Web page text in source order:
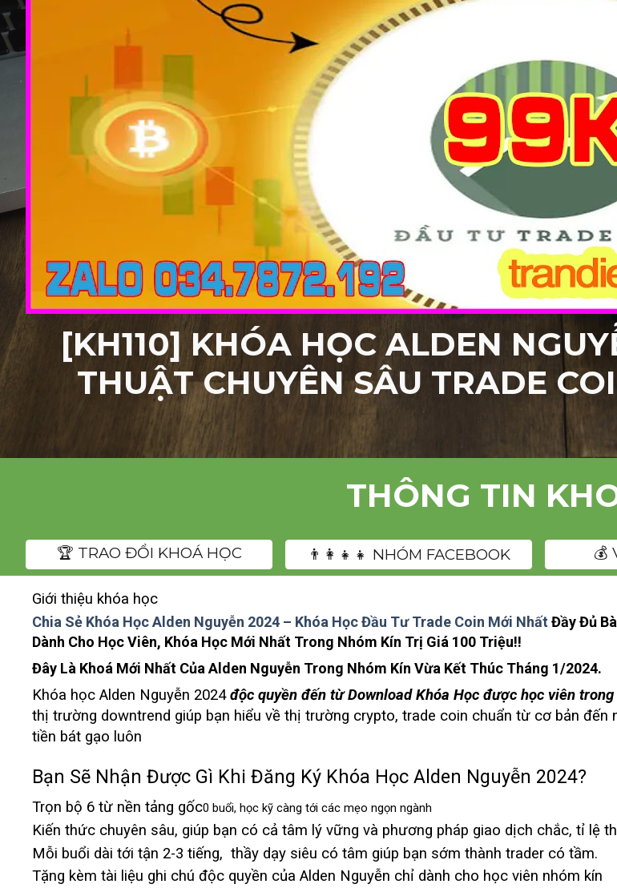
[KH110] KHÓA HỌC ALDEN
THUẬT CHUYÊN SÂU TRADE
THÔNG TIN
️🏆 TRAO ĐỔI KHOÁ HỌC 👨‍👩‍👧‍👧 NHÓM FACEBOOK 💰
Giới thiệu khóa học
Chia Sẻ Khóa Học Alden Nguyễn 2024 – Khóa Học Đầu Tư Trade Coin Mới Nhất Đầy Đủ
Dành Cho Học Viên, Khóa Học Mới Nhất Trong Nhóm Kín Trị Giá 100 Triệu!!
Đây Là Khoá Mới Nhất Của Alden Nguyễn Trong Nhóm Kín Vừa Kết Thúc Tháng 1/2024.
Khóa học Alden Nguyễn 2024độc quyền đến từ Download Khóa Học được học viên
thị trường downtrend giúp bạn hiểu về thị trường crypto, trade coin chuẩn từ cơ bản
tiền bát gạo luôn
Bạn Sẽ Nhận Được Gì Khi Đăng Ký Khóa Học Alden Nguyễn 2024?
Trọn bộ 6 từ nền tảng gốc0 buổi, học kỹ càng tới các mẹo ngọn ngành
Kiến thức chuyên sâu, giúp bạn có cả tâm lý vững và phương pháp giao dịch chắc, tỉ lệ
Mỗi buổi dài tới tận 2-3 tiếng, thầy dạy siêu có tâm giúp bạn sớm thành trader có tầm.
Tặng kèm tài liệu ghi chú độc quyền của Alden Nguyễn chỉ dành cho học viên nhóm kín